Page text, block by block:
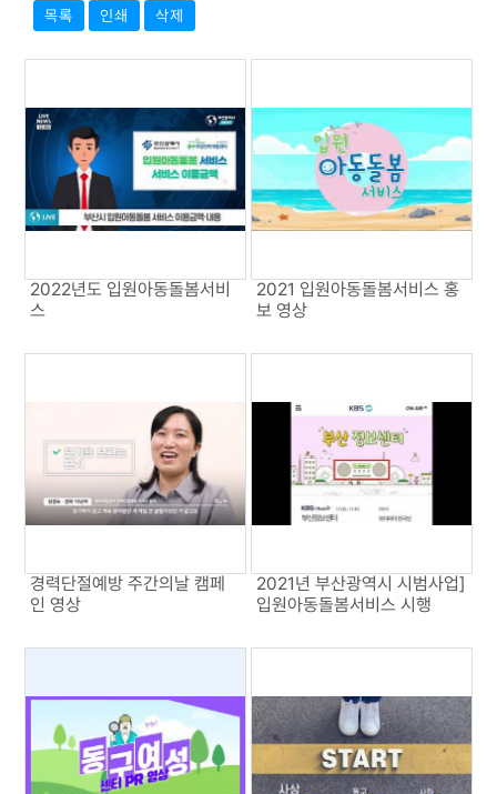
목록 인쇄 삭제
2022년도 입원아동돌봄서비
스
2021 입원아동돌봄서비스 홍
보 영상
경력단절예방 주간의날 캠페
인 영상
2021년 부산광역시 시범사업]
입원아동돌봄서비스 시행